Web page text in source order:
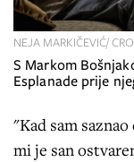
S Markom
Esplanade prije
NEJA MARKIČEVIĆ/
"Kad sam
mi je san